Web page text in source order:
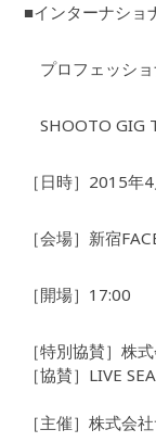
■インターナショ
プロフェッシ
SHOOTO GIG
［日時］2015年
［会場］新宿
［開場］17:00
［特別協賛］株
［協賛］LIVE
［主催］株式会